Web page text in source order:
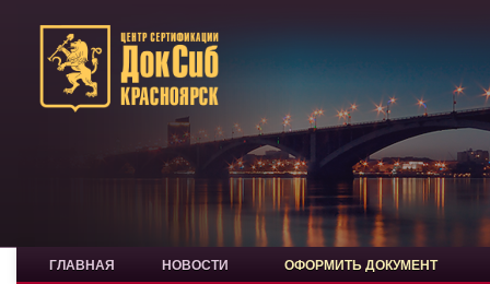
ГЛАВНАЯ НОВОСТИ ОФОРМИТЬ ДОКУМЕНТ